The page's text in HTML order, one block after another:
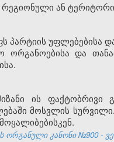
რეგიონული ან
პარტიის უფლებებისა
ორგანოებისა და
ის
მოსვლის
ორგანული კანონი №900 -